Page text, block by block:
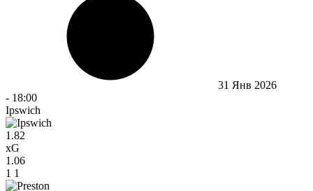
31 Янв 2026
- 18:00
Ipswich
1.82
xG
1.06
1 1